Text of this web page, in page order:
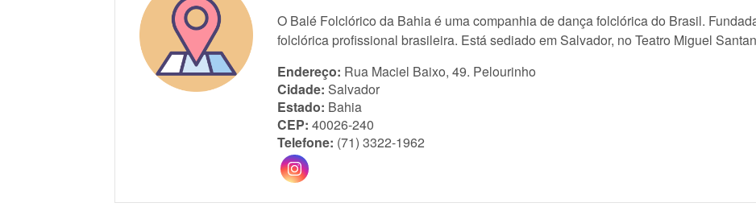
O Balé Folclórico da Bahia é uma companhia de dança folclórica do Brasil.
folclórica profissional brasileira. Está sediado em Salvador, no Teatro Miguel
Endereço: Rua Maciel Baixo, 49. Pelourinho
Cidade: Salvador
Estado: Bahia
CEP: 40026-240
Telefone: (71) 3322-1962